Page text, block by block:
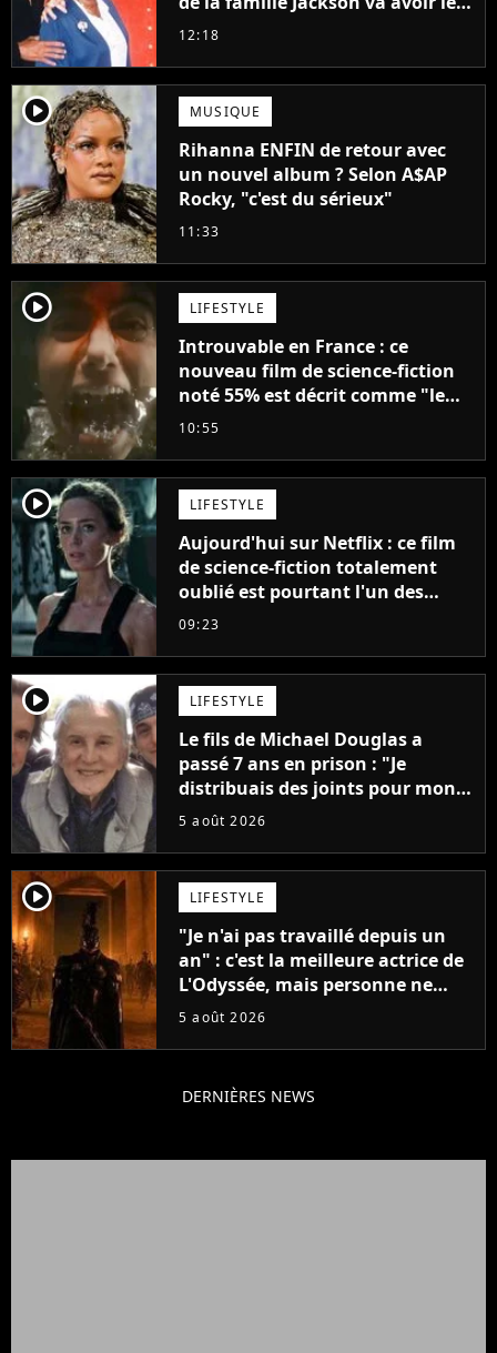
droit à sa propre série
12:18
player2 MUSIQUE
Rihanna ENFIN de retour avec
un nouvel album ? Selon A$AP
Rocky, "c'est du sérieux"
11:33
player2 LIFESTYLE
Introuvable en France : ce
nouveau film de science-fiction
noté 55% est décrit comme "le
plus stupide de l'année"
10:55
player2 LIFESTYLE
Aujourd'hui sur Netflix : ce film
de science-fiction totalement
oublié est pourtant l'un des
meilleurs des années 2010
09:23
player2 LIFESTYLE
Le fils de Michael Douglas a
passé 7 ans en prison : "Je
distribuais des joints pour mon
père"
5 août 2026
player2 LIFESTYLE
"Je n'ai pas travaillé depuis un
an" : c'est la meilleure actrice de
L'Odyssée, mais personne ne
veut lui donner de rôle au
5 août 2026
DERNIÈRES NEWS